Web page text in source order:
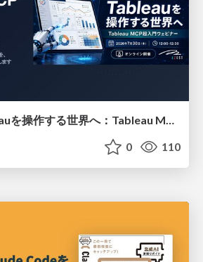
AIが自社のTableauを操作する世界へ：Tableau MCP超入門
0 110